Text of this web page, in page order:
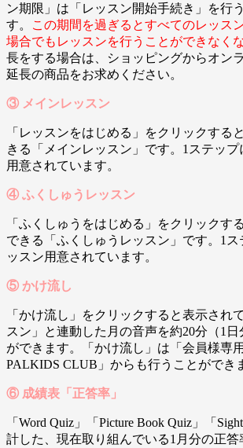
ン期限」は「レッスン開始手続き」を行
す。
この期間を過ぎるとすべてのレッス
場合でもレッスンを行うことができなくな
長をする場合は、ショッピングからオン
延長の商品をお求めください。
③ メインレッスン
「レッスンをはじめる」をクリックする
きる「メインレッスン」です。1ステップ
用意されています。
④ ふくしゅうレッスン
「ふくしゅうをはじめる」をクリックす
できる「ふくしゅうレッスン」です。1ス
ッスン用意されています。
⑤ かけ流し
「かけ流し」をクリックすると表示され
スン」と連動した月の音声を約20分（1日
ができます。「かけ流し」は「会員様専
PALKIDS CLUB」からも行うことができ
⑥ 成績表「正答率」
「Word Quiz」「Picture Book Quiz」「
計した、現在取り組んでいる1月分の正